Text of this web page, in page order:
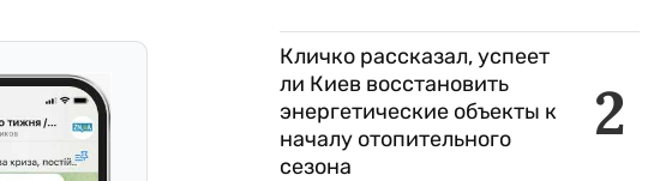
2
Кличко рассказал, успеет
ли Киев восстановить
энергетические объекты к
началу отопительного
сезона